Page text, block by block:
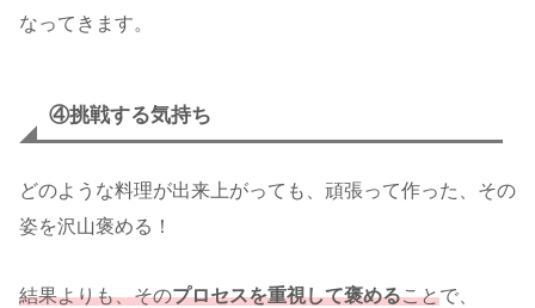
なってきます。
④挑戦する気持ち
どのような料理が出来上がっても、頑張って作った、その
姿を沢山褒める！
結果よりも、そのプロセスを重視して褒めることで、